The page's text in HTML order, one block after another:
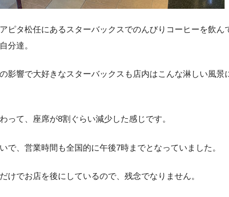
ピタ松任にあるスターバックスでのんびりコーヒーを飲ん
分達。
影響で大好きなスターバックスも店内はこんな淋しい風景
って、座席が8割ぐらい減少した感じです。
で、営業時間も全国的に午後7時までとなっていました。
けでお店を後にしているので、残念でなりません。